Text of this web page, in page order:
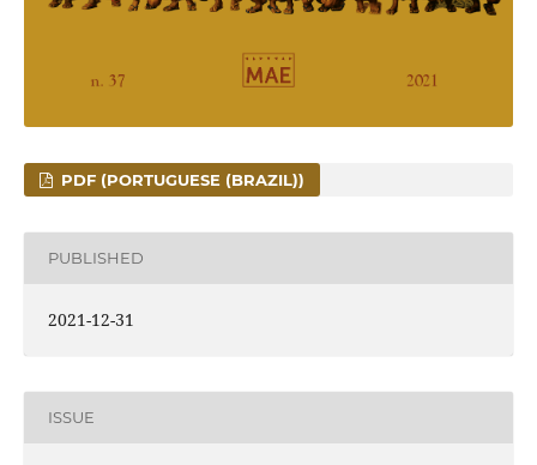
PDF (PORTUGUESE (BRAZIL))
PUBLISHED
2021-12-31
ISSUE